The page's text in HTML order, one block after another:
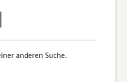
anderen Suche.